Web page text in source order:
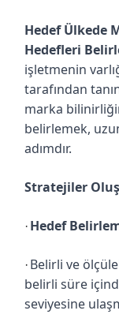
Hedef Ülkede
Hedefleri
işletmenin
tarafından
marka
belirlemek,
adımdır.
Stratejiler
· Hedef
· Belirli ve
belirli süre
seviyesine